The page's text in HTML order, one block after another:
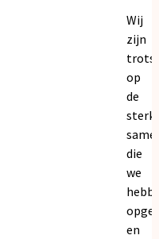
Wij
zijn
trots
op
de
die
we
en